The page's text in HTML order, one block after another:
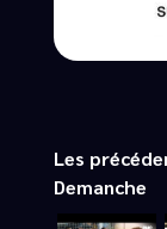
Les
Demanche